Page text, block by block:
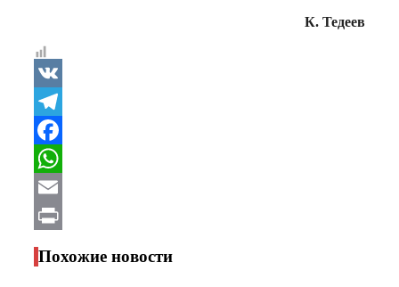
К. Тедеев
VK
Telegram
Facebook
WhatsApp
Email
Print
Похожие новости